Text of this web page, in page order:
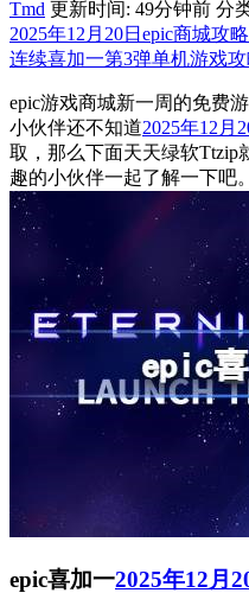
Tmd 更新时间: 49分钟前 分
2025年12月20日 epic商城攻略
连续喜加一第3弹单机游戏攻
epic游戏商城新一周的免费
小伙伴还不知道2025年12月
取，那么下面天天绿软Ttzip
趣的小伙伴一起了解一下吧。
epic喜加一2025年12月